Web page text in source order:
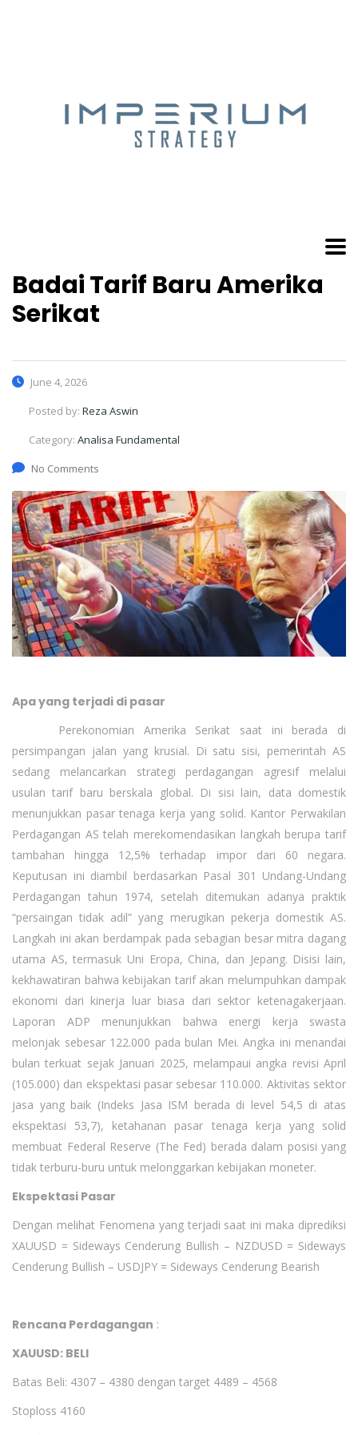
Badai Tarif Baru Amerika
Serikat
June 4, 2026
Posted by: Reza Aswin
Category: Analisa Fundamental
No Comments
Apa yang terjadi di pasar
Perekonomian Amerika Serikat saat ini berada di
persimpangan jalan yang krusial. Di satu sisi, pemerintah AS
sedang melancarkan strategi perdagangan agresif melalui
usulan tarif baru berskala global. Di sisi lain, data domestik
menunjukkan pasar tenaga kerja yang solid. Kantor Perwakilan
Perdagangan AS telah merekomendasikan langkah berupa tarif
tambahan hingga 12,5% terhadap impor dari 60 negara.
Keputusan ini diambil berdasarkan Pasal 301 Undang-Undang
Perdagangan tahun 1974, setelah ditemukan adanya praktik
“persaingan tidak adil” yang merugikan pekerja domestik AS.
Langkah ini akan berdampak pada sebagian besar mitra dagang
utama AS, termasuk Uni Eropa, China, dan Jepang. Disisi lain,
kekhawatiran bahwa kebijakan tarif akan melumpuhkan dampak
ekonomi dari kinerja luar biasa dari sektor ketenagakerjaan.
Laporan ADP menunjukkan bahwa energi kerja swasta
melonjak sebesar 122.000 pada bulan Mei. Angka ini menandai
bulan terkuat sejak Januari 2025, melampaui angka revisi April
(105.000) dan ekspektasi pasar sebesar 110.000. Aktivitas sektor
jasa yang baik (Indeks Jasa ISM berada di level 54,5 di atas
ekspektasi 53,7), ketahanan pasar tenaga kerja yang solid
membuat Federal Reserve (The Fed) berada dalam posisi yang
tidak terburu-buru untuk melonggarkan kebijakan moneter.
Ekspektasi Pasar
Dengan melihat Fenomena yang terjadi saat ini maka diprediksi
XAUUSD = Sideways Cenderung Bullish – NZDUSD = Sideways
Cenderung Bullish – USDJPY = Sideways Cenderung Bearish
Rencana Perdagangan :
XAUUSD: BELI
Batas Beli: 4307 – 4380 dengan target 4489 – 4568
Stoploss 4160